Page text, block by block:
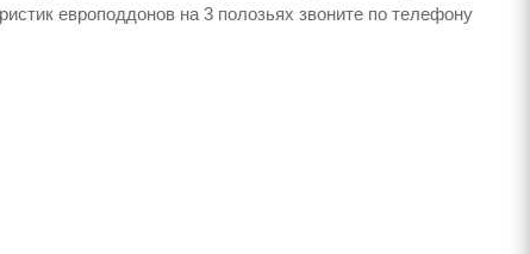
европоддонов на 3 полозьях звоните по телефону